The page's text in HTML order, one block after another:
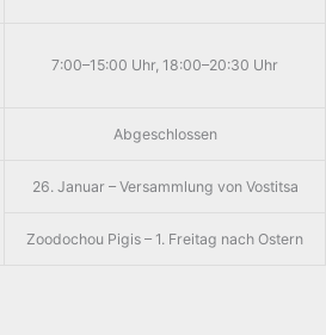
7:00–15:00 Uhr, 18:00–20:30 Uhr
Abgeschlossen
26. Januar – Versammlung von Vostitsa
Zoodochou Pigis – 1. Freitag nach Ostern